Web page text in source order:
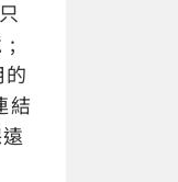
;
結